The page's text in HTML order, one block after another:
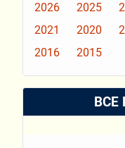
2026 2025
2021
2020
2016
2015
ВСЕ